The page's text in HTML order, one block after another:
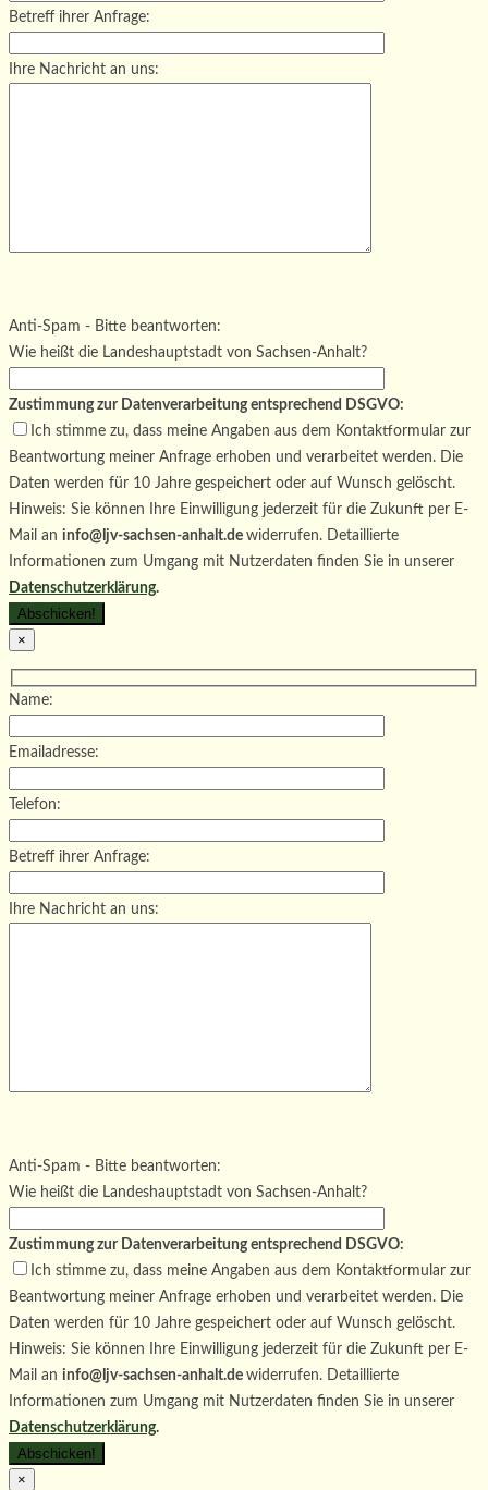
Betreff ihrer Anfrage:
Ihre Nachricht an uns:
Bitte lasse dieses Feld leer.
Anti-Spam - Bitte beantworten:
Wie heißt die Landeshauptstadt von Sachsen-Anhalt?
Zustimmung zur Datenverarbeitung entsprechend DSGVO:
Ich stimme zu, dass meine Angaben aus dem Kontaktformular zur
Beantwortung meiner Anfrage erhoben und verarbeitet werden. Die
Daten werden für 10 Jahre gespeichert oder auf Wunsch gelöscht.
Hinweis: Sie können Ihre Einwilligung jederzeit für die Zukunft per E-
Mail an info@ljv-sachsen-anhalt.de widerrufen. Detaillierte
Informationen zum Umgang mit Nutzerdaten finden Sie in unserer
Datenschutzerklärung.
×
Name:
Emailadresse:
Telefon:
Betreff ihrer Anfrage:
Ihre Nachricht an uns:
Bitte lasse dieses Feld leer.
Anti-Spam - Bitte beantworten:
Wie heißt die Landeshauptstadt von Sachsen-Anhalt?
Zustimmung zur Datenverarbeitung entsprechend DSGVO:
Ich stimme zu, dass meine Angaben aus dem Kontaktformular zur
Beantwortung meiner Anfrage erhoben und verarbeitet werden. Die
Daten werden für 10 Jahre gespeichert oder auf Wunsch gelöscht.
Hinweis: Sie können Ihre Einwilligung jederzeit für die Zukunft per E-
Mail an info@ljv-sachsen-anhalt.de widerrufen. Detaillierte
Informationen zum Umgang mit Nutzerdaten finden Sie in unserer
Datenschutzerklärung.
×